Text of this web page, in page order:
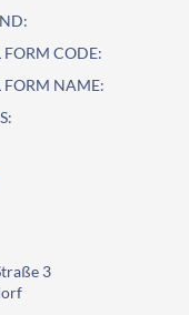
FORM CODE:
FORM NAME:
3